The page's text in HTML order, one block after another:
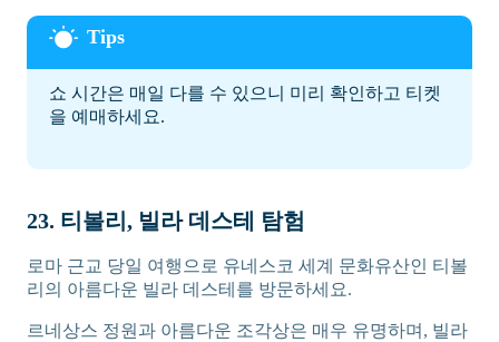
쇼 시간은 매일 다를 수 있으니 미리 확인하고 티켓
을 예매하세요.
23. 티볼리, 빌라 데스테 탐험
로마 근교 당일 여행으로 유네스코 세계 문화유산인 티볼
리의 아름다운 빌라 데스테를 방문하세요.
르네상스 정원과 아름다운 조각상은 매우 유명하며, 빌라